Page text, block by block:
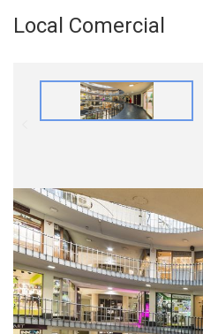
Local Comercial